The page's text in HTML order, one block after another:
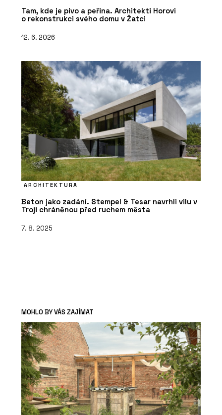
Tam, kde je pivo a peřina. Architekti Horovi
o rekonstrukci svého domu v Žatci
12. 6. 2026
ARCHITEKTURA
Beton jako zadání. Stempel & Tesar navrhli vilu v
Troji chráněnou před ruchem města
7. 8. 2025
MOHLO BY VÁS ZAJÍMAT